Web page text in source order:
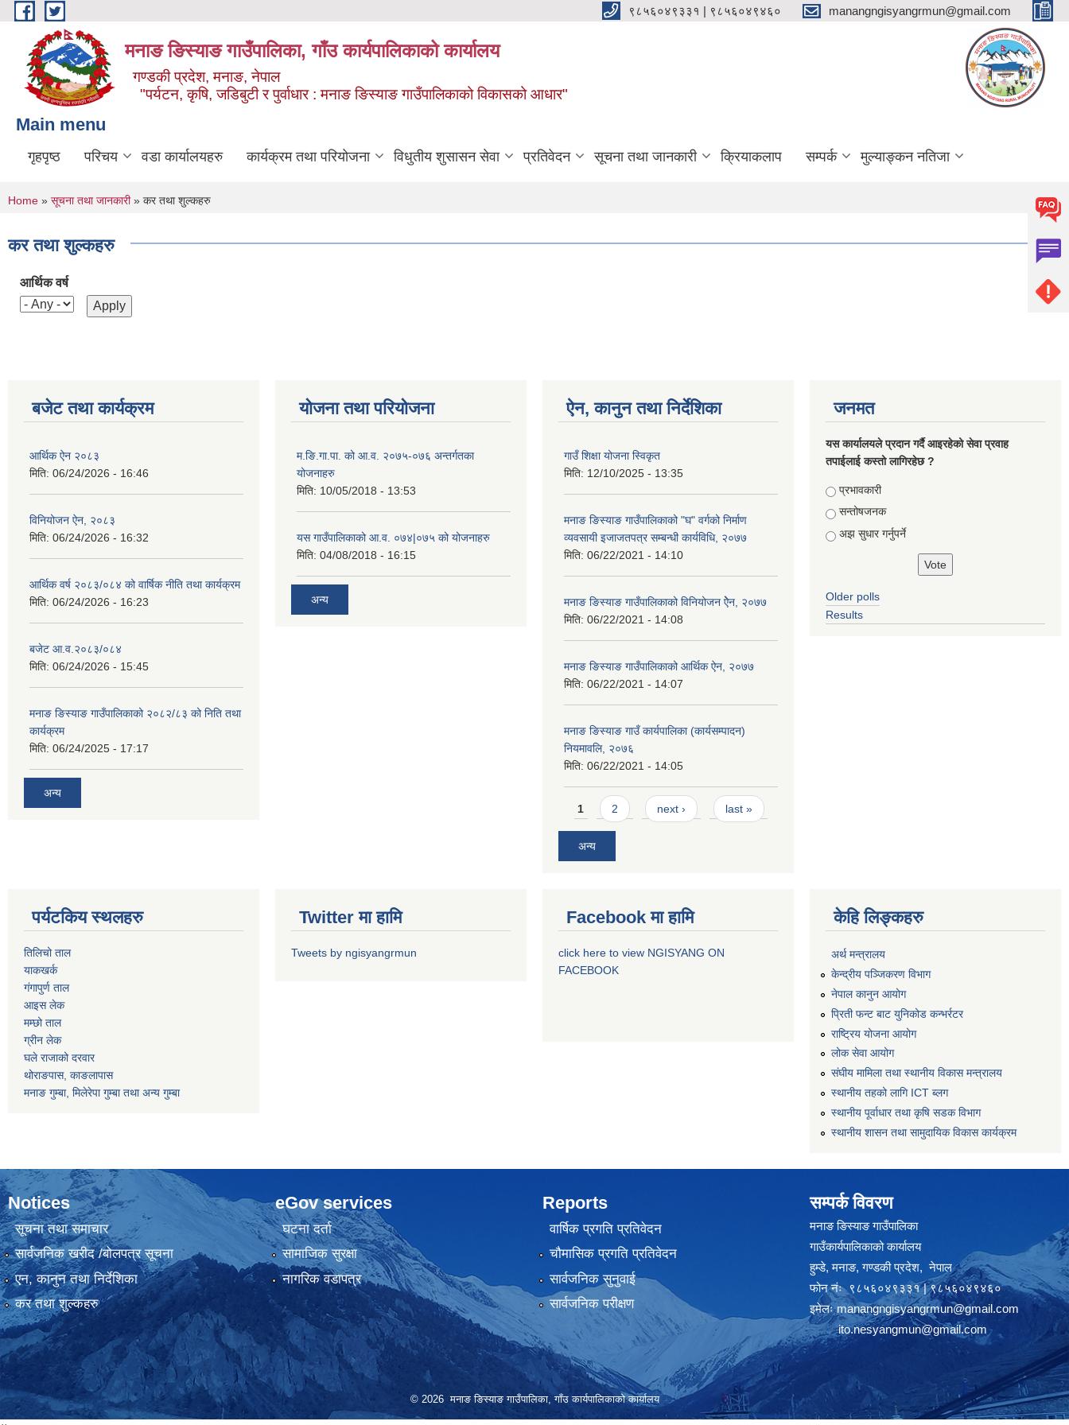
Skip to main content ९८५६०४९३३१ | ९८५६०४९४६० manangngisyangrmun@gmail.com
मनाङ ङिस्याङ गाउँपालिका, गाँउ कार्यपालिकाको कार्यालय
गण्डकी प्रदेश, मनाङ, नेपाल
"पर्यटन, कृषि, जडिबुटी र पुर्वाधार : मनाङ ङिस्याङ गाउँपालिकाको विकासको आधार"
Main menu
गृहपृष्ठ परिचय वडा कार्यालयहरु कार्यक्रम तथा परियोजना विधुतीय शुसासन सेवा प्रतिवेदन सूचना तथा जानकारी क्रियाकलाप सम्पर्क मुल्याङ्कन नतिजा
You are here
Home » सूचना तथा जानकारी» कर तथा शुल्कहरु
कर तथा शुल्कहरु
आर्थिक वर्ष
बजेट तथा कार्यक्रम
आर्थिक ऐन २०८३
मिति: 06/24/2026 - 16:46
विनियोजन ऐन, २०८३
मिति: 06/24/2026 - 16:32
आर्थिक वर्ष २०८३/०८४ को वार्षिक नीति तथा कार्यक्रम
मिति: 06/24/2026 - 16:23
बजेट आ.व.२०८३/०८४
मिति: 06/24/2026 - 15:45
मनाङ ङिस्याङ गाउँपालिकाको २०८२/८३ को निति तथा
कार्यक्रम
मिति: 06/24/2025 - 17:17
अन्य
योजना तथा परियोजना
म.ङि.गा.पा. को आ.व. २०७५-०७६ अन्तर्गतका
योजनाहरु
मिति: 10/05/2018 - 13:53
यस गाउँपालिकाको आ.व. ०७४|०७५ को योजनाहरु
मिति: 04/08/2018 - 16:15
अन्य
ऐन, कानुन तथा निर्देशिका
गाउँ शिक्षा योजना स्विकृत
मिति: 12/10/2025 - 13:35
मनाङ ङिस्याङ गाउँपालिकाको "घ" वर्गको निर्माण
व्यवसायी इजाजतपत्र सम्बन्धी कार्यविधि, २०७७
मिति: 06/22/2021 - 14:10
मनाङ ङिस्याङ गाउँपालिकाको विनियोजन ऐेन, २०७७
मिति: 06/22/2021 - 14:08
मनाङ ङिस्याङ गाउँपालिकाको आर्थिक ऐन, २०७७
मिति: 06/22/2021 - 14:07
मनाङ ङिस्याङ गाउँ कार्यपालिका (कार्यसम्पादन)
नियमावलि, २०७६
मिति: 06/22/2021 - 14:05
Pages
1 2 next › last »
अन्य
जनमत
यस कार्यालयले प्रदान गर्दै आइरहेको सेवा प्रवाह
तपाईलाई कस्तो लागिरहेछ ?
Choices
प्रभावकारी
सन्तोषजनक
अझ सुधार गर्नुपर्ने
Older polls
Results
पर्यटकिय स्थलहरु
तिलिचो ताल
याकखर्क
गंगापुर्ण ताल
आइस लेक
मम्छो ताल
ग्रीन लेक
घले राजाको दरवार
थोराङपास, काङलापास
मनाङ गुम्बा, मिलेरेपा गुम्बा तथा अन्य गुम्बा
Twitter मा हामि
Tweets by ngisyangrmun
Facebook मा हामि
click here to view NGISYANG ON
FACEBOOK
केहि लिङ्कहरु
अर्थ मन्त्रालय
केन्द्रीय पञ्जिकरण विभाग
नेपाल कानुन आयोग
प्रिती फन्ट बाट युनिकोड कन्भर्रटर
राष्ट्रिय योजना आयोग
लोक सेवा आयोग
संघीय मामिला तथा स्थानीय विकास मन्त्रालय
स्थानीय तहको लागि ICT ब्लग
स्थानीय पूर्वाधार तथा कृषि सडक विभाग
स्थानीय शासन तथा सामुदायिक विकास कार्यक्रम
Notices
सूचना तथा समाचार
सार्वजनिक खरीद /बोलपत्र सूचना
एन, कानुन तथा निर्देशिका
कर तथा शुल्कहरु
eGov services
घटना दर्ता
सामाजिक सुरक्षा
नागरिक वडापत्र
Reports
वार्षिक प्रगति प्रतिवेदन
चौमासिक प्रगति प्रतिवेदन
सार्वजनिक सुनुवाई
सार्वजनिक परीक्षण
सम्पर्क विवरण
मनाङ ङिस्याङ गाउँपालिका
गाउँकार्यपालिकाको कार्यालय
हुम्डे, मनाङ, गण्डकी प्रदेश, ‍ नेपाल
फोन नंः ९८५६०४९३३१ | ९८५६०४९४६०
इमेलःmanangngisyangrmun@gmail.com
ito.nesyangmun@gmail.com
© 2026 मनाङ ङिस्याङ गाउँपालिका, गाँउ कार्यपालिकाको कार्यालय